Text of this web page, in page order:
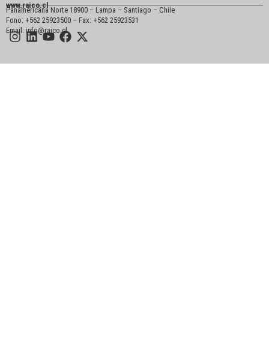
www.raico.cl
Panamericana Norte 18900 – Lampa – Santiago – Chile
Fono: +562 25923500 – Fax: +562 25923531
Email: info@raico.cl